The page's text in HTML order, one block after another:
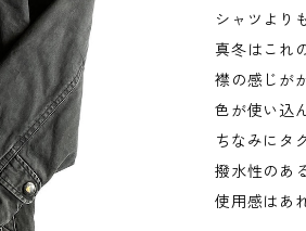
シャツより
真冬はこれ
襟の感じが
色が使い込
ちなみにタ
撥水性のあ
使用感はあ